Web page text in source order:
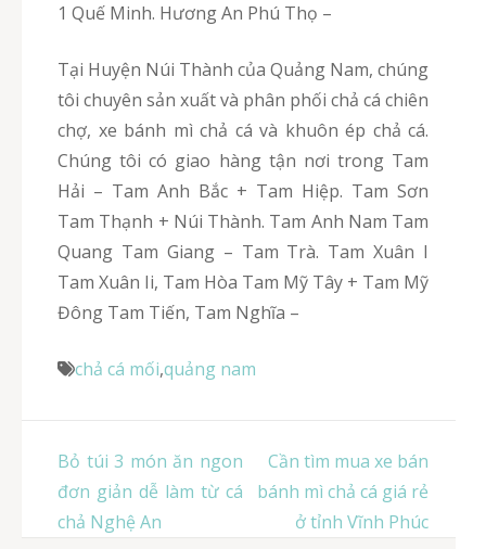
1 Quế Minh. Hương An Phú Thọ –
Tại Huyện Núi Thành của Quảng Nam, chúng
tôi chuyên sản xuất và phân phối chả cá chiên
chợ, xe bánh mì chả cá và khuôn ép chả cá.
Chúng tôi có giao hàng tận nơi trong Tam
Hải – Tam Anh Bắc + Tam Hiệp. Tam Sơn
Tam Thạnh + Núi Thành. Tam Anh Nam Tam
Quang Tam Giang – Tam Trà. Tam Xuân I
Tam Xuân Ii, Tam Hòa Tam Mỹ Tây + Tam Mỹ
Đông Tam Tiến, Tam Nghĩa –
chả cá mối,quảng nam
Điều
hướng
bài
Bỏ túi 3 món ăn ngon
đơn giản dễ làm từ cá
chả Nghệ An
Cần tìm mua xe bán
bánh mì chả cá giá rẻ
ở tỉnh Vĩnh Phúc